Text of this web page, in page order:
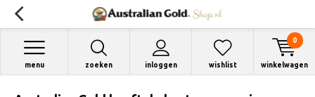
zoeken inloggen
menu wishlist winkelwagen
0